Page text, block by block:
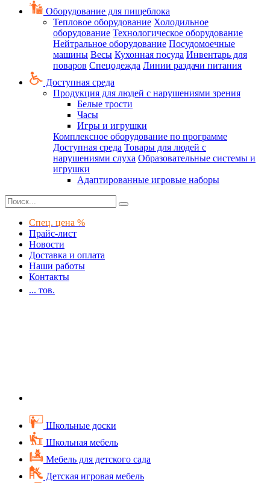
Оборудование для пищеблока
Тепловое оборудование Холодильное
оборудование Технологическое оборудование
Нейтральное оборудование Посудомоечные
машины Весы Кухонная посуда Инвентарь для
поваров Спецодежда Линии раздачи питания
Доступная среда
Продукция для людей с нарушениями зрения
Белые трости
Часы
Игры и игрушки
Комплексное оборудование по программе
Доступная среда Товары для людей с
нарушениями слуха Образовательные системы и
игрушки
Адаптированные игровые наборы
Спец. цена %
Прайс-лист
Новости
Доставка и оплата
Наши работы
Контакты
... тов.
Школьные доски
Школьная мебель
Мебель для детского сада
Детская игровая мебель